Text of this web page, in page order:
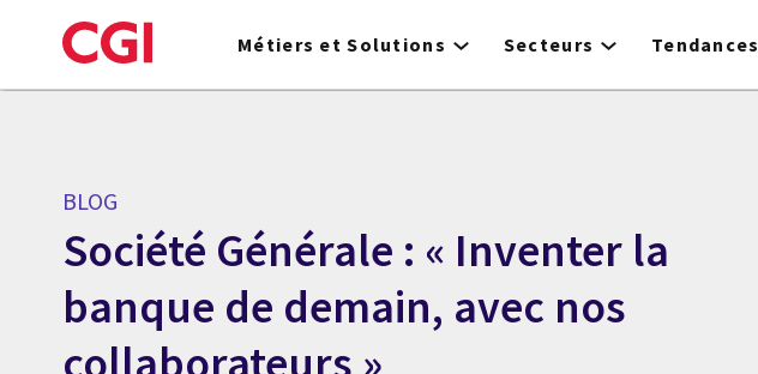
to
Métiers et Solutions Secteurs Tendances
BLOG
Société Générale : « Inventer la
banque de demain, avec nos
collaborateurs »